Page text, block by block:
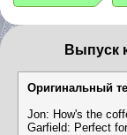
Выпуск
Оригинальный
Jon: How's the
Garfield: Perfect